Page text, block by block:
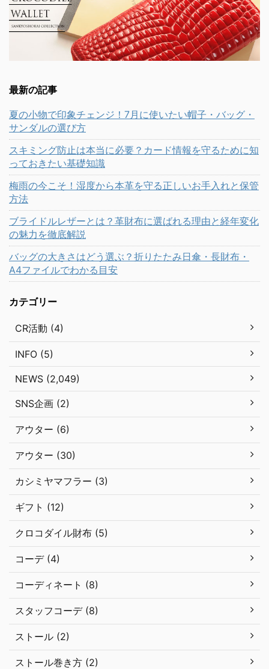
最新の記事
夏の小物で印象チェンジ！7月に使いたい帽子・バッグ・
サンダルの選び方
スキミング防止は本当に必要？カード情報を守るために知
っておきたい基礎知識
梅雨の今こそ！湿度から本革を守る正しいお手入れと保管
方法
ブライドルレザーとは？革財布に選ばれる理由と経年変化
の魅力を徹底解説
バッグの大きさはどう選ぶ？折りたたみ日傘・長財布・
A4ファイルでわかる目安
カテゴリー
CR活動 (4)
INFO (5)
NEWS (2,049)
SNS企画 (2)
アウター (6)
アウター (30)
カシミヤマフラー (3)
ギフト (12)
クロコダイル財布 (5)
コーデ (4)
コーディネート (8)
スタッフコーデ (8)
ストール (2)
ストール巻き方 (2)